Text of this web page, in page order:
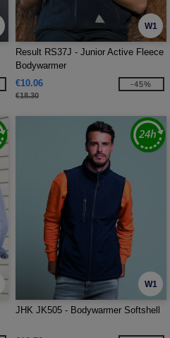
W1
Result RS37J - Junior Active Fleece
Bodywarmer
€10.06
€18.30
-45%
W1
JHK JK505 - Bodywarmer Softshell